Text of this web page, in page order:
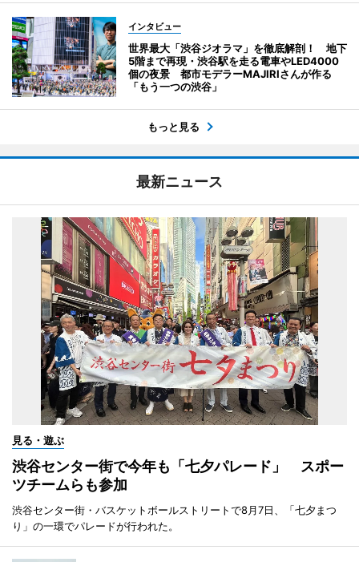
インタビュー
世界最大「渋谷ジオラマ」を徹底解剖！ 地下
5階まで再現・渋谷駅を走る電車やLED4000
個の夜景 都市モデラーMAJIRIさんが作る
「もう一つの渋谷」
もっと見る
最新ニュース
見る・遊ぶ
渋谷センター街で今年も「七夕パレード」 スポー
ツチームらも参加
渋谷センター街・バスケットボールストリートで8月7日、「七夕まつ
り」の一環でパレードが行われた。